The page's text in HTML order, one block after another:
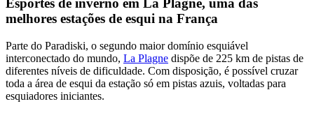
Esportes de inverno em La Plagne, uma das
melhores estações de esqui na França
Parte do Paradiski, o segundo maior domínio esquiável
interconectado do mundo, La Plagne dispõe de 225 km de pistas de
diferentes níveis de dificuldade. Com disposição, é possível cruzar
toda a área de esqui da estação só em pistas azuis, voltadas para
esquiadores iniciantes.